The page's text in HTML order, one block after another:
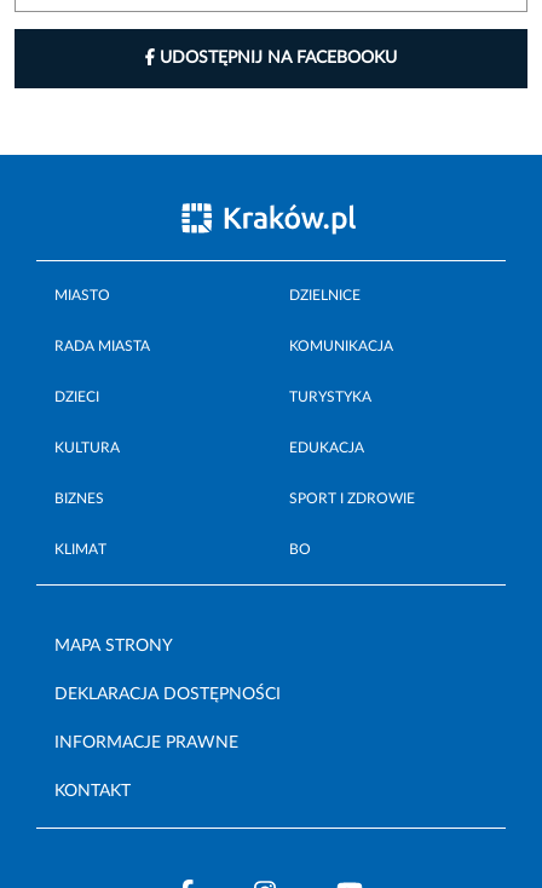
UDOSTĘPNIJ NA FACEBOOKU
MIASTO DZIELNICE
RADA MIASTA KOMUNIKACJA
DZIECI TURYSTYKA
KULTURA EDUKACJA
BIZNES SPORT I ZDROWIE
KLIMAT BO
MAPA STRONY
DEKLARACJA DOSTĘPNOŚCI
INFORMACJE PRAWNE
KONTAKT